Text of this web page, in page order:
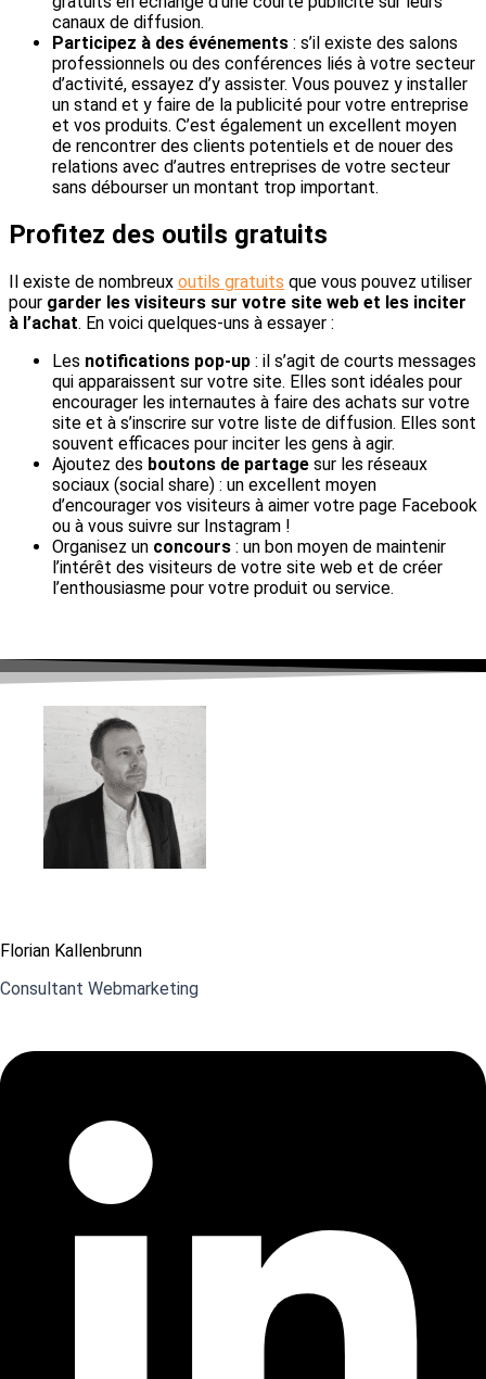
canaux de diffusion.
Participez à des événements : s’il existe des salons
professionnels ou des conférences liés à votre secteur
d’activité, essayez d’y assister. Vous pouvez y installer
un stand et y faire de la publicité pour votre entreprise
et vos produits. C’est également un excellent moyen
de rencontrer des clients potentiels et de nouer des
relations avec d’autres entreprises de votre secteur
sans débourser un montant trop important.
Profitez des outils gratuits
Il existe de nombreux outils gratuits que vous pouvez utiliser
pour garder les visiteurs sur votre site web et les inciter
à l’achat. En voici quelques-uns à essayer :
Les notifications pop-up : il s’agit de courts messages
qui apparaissent sur votre site. Elles sont idéales pour
encourager les internautes à faire des achats sur votre
site et à s’inscrire sur votre liste de diffusion. Elles sont
souvent efficaces pour inciter les gens à agir.
Ajoutez des boutons de partage sur les réseaux
sociaux (social share) : un excellent moyen
d’encourager vos visiteurs à aimer votre page Facebook
ou à vous suivre sur Instagram !
Organisez un concours : un bon moyen de maintenir
l’intérêt des visiteurs de votre site web et de créer
l’enthousiasme pour votre produit ou service.
Florian Kallenbrunn
Consultant Webmarketing